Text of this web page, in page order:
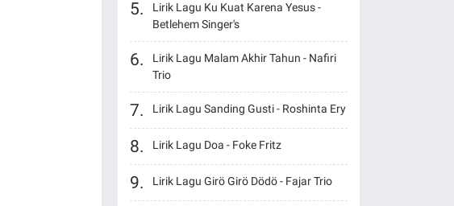
Lirik Lagu Ku Kuat Karena Yesus -
Betlehem Singer's
Lirik Lagu Malam Akhir Tahun - Nafiri
Trio
Lirik Lagu Sanding Gusti - Roshinta Ery
Lirik Lagu Doa - Foke Fritz
Lirik Lagu Girö Girö Dödö - Fajar Trio